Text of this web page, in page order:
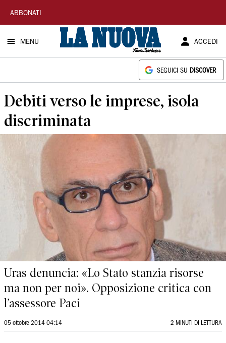
La
Nuova
Sardegna
ABBONATI
MENU ACCEDI
SEGUICI SU DISCOVER
Debiti verso le imprese, isola
discriminata
Uras denuncia: «Lo Stato stanzia risorse
ma non per noi». Opposizione critica con
l’assessore Paci
05 ottobre 2014 04:14 2 MINUTI DI LETTURA